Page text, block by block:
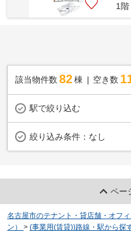
1
該当物件数 82棟 空き数
駅で絞り込む
絞り込み条件： なし
ペー
名古屋市のテナント・貸店舗・オフ
ン）
> (事業用(賃貸))路線・駅から探